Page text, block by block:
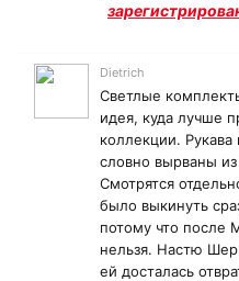
Dietrich
Светлые
идея, куда лучше
коллекции.
словно вырваны
Смотрятся
было выкинуть
потому что после
нельзя. Настю
ей досталась